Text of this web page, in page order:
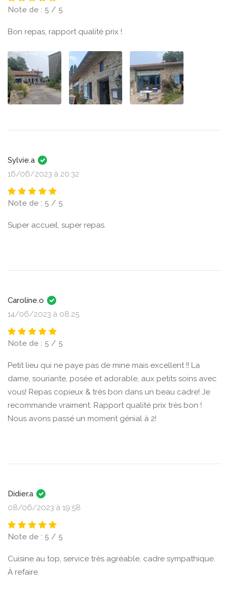
Note de : 5 / 5
Bon repas, rapport qualité prix !
Sylvie.a
16/06/2023 à 20:32
Note de : 5 / 5
Super accueil, super repas.
Caroline.o
14/06/2023 à 08:25
Note de : 5 / 5
Petit lieu qui ne paye pas de mine mais excellent !! La
dame, souriante, posée et adorable, aux petits soins avec
vous! Repas copieux & très bon dans un beau cadre! Je
recommande vraiment. Rapport qualité prix très bon !
Nous avons passé un moment génial à 2!
Didier.a
08/06/2023 à 19:58
Note de : 5 / 5
Cuisine au top, service très agréable, cadre sympathique.
À refaire.